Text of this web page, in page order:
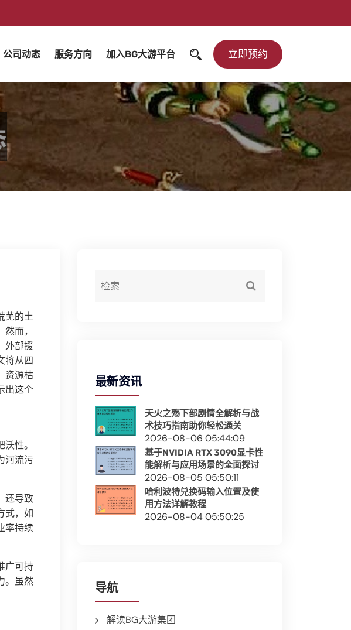
公司动态 服务方向 加入BG大游平台 立即预约
芜的土
而，
外部援
将从四
资源枯
出这个
性。
河流污
还导致
式，如
率持续
广可持
。虽然
最新资讯
天火之殇下部剧情全解析与战
术技巧指南助你轻松通关
2026-08-06 05:44:09
基于NVIDIA RTX 3090显卡性
能解析与应用场景的全面探讨
2026-08-05 05:50:11
哈利波特兑换码输入位置及使
用方法详解教程
2026-08-04 05:50:25
导航
解读BG大游集团